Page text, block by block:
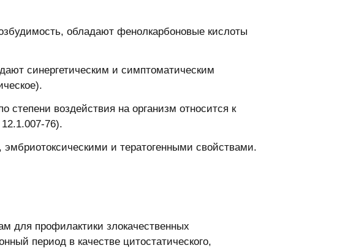
обладают фенолкарбоновые кислоты
синергетическим и симптоматическим
воздействия на организм относится к
76).
и тератогенными свойствами.
профилактики злокачественных
период в качестве цитостатического,